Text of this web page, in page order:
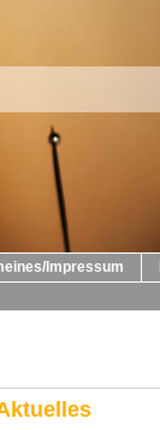
Impressum